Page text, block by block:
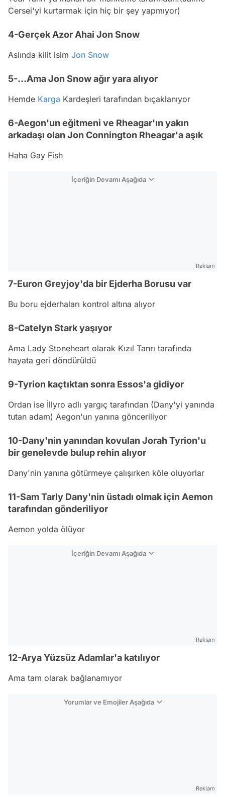
Cersei'yi kurtarmak için hiç bir şey yapmıyor)
4-Gerçek Azor Ahai Jon Snow
Aslında kilit isim Jon Snow
5-...Ama Jon Snow ağır yara alıyor
Hemde Karga Kardeşleri tarafından bıçaklanıyor
6-Aegon'un eğitmeni ve Rheagar'ın yakın
arkadaşı olan Jon Connington Rheagar'a aşık
Haha Gay Fish
İçeriğin Devamı Aşağıda
Reklam
7-Euron Greyjoy'da bir Ejderha Borusu var
Bu boru ejderhaları kontrol altına alıyor
8-Catelyn Stark yaşıyor
Ama Lady Stoneheart olarak Kızıl Tanrı tarafında
hayata geri döndürüldü
9-Tyrion kaçtıktan sonra Essos'a gidiyor
Ordan ise İllyro adlı yargıç tarafından (Dany'yi yanında
tutan adam) Aegon'un yanına gönceriliyor
10-Dany'nin yanından kovulan Jorah Tyrion'u
bir genelevde bulup rehin alıyor
Dany'nin yanına götürmeye çalışırken köle oluyorlar
11-Sam Tarly Dany'nin üstadı olmak için Aemon
tarafından gönderiliyor
Aemon yolda ölüyor
İçeriğin Devamı Aşağıda
Reklam
12-Arya Yüzsüz Adamlar'a katılıyor
Ama tam olarak bağlanamıyor
Yorumlar ve Emojiler Aşağıda
Reklam